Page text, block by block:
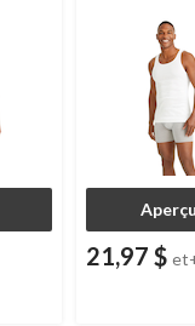
21,97 $